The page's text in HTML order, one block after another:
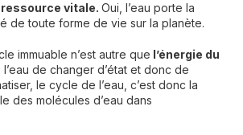
vitale. Oui, l’eau porte la
de toute forme de vie sur la planète.
immuable n’est autre que l’énergie du
de changer d’état et donc de
le cycle de l’eau, c’est donc la
des molécules d’eau dans